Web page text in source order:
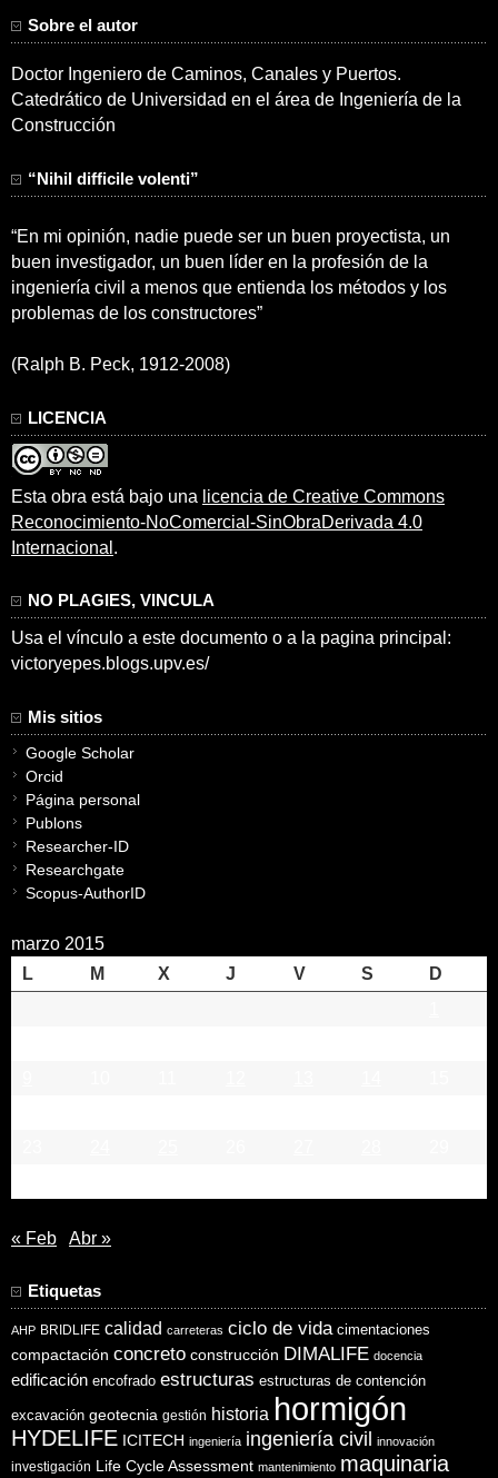
Sobre el autor
Doctor Ingeniero de Caminos, Canales y Puertos.
Catedrático de Universidad en el área de Ingeniería de la
Construcción
“Nihil difficile volenti”
“En mi opinión, nadie puede ser un buen proyectista, un
buen investigador, un buen líder en la profesión de la
ingeniería civil a menos que entienda los métodos y los
problemas de los constructores”
(Ralph B. Peck, 1912-2008)
LICENCIA
Esta obra está bajo una licencia de Creative Commons
Reconocimiento-NoComercial-SinObraDerivada 4.0
Internacional .
NO PLAGIES, VINCULA
Usa el vínculo a este documento o a la pagina principal:
victoryepes.blogs.upv.es/
Mis sitios
Google Scholar
Orcid
Página personal
Publons
Researcher-ID
Researchgate
Scopus-AuthorID
marzo 2015
L
M X J V S
D
« Feb Abr »
Etiquetas
AHP BRIDLIFE calidad carreteras ciclo de vida cimentaciones
compactación concreto construcción DIMALIFE docencia
edificación encofrado estructuras estructuras de contención
excavación geotecnia gestión historia hormigón
HYDELIFE ICITECH ingeniería ingeniería civil innovación
investigación Life Cycle Assessment mantenimiento maquinaria